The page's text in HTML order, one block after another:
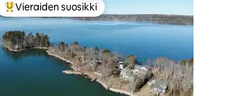
Vieraiden suosikkien parhaimmistoa
Vieraiden suosikki